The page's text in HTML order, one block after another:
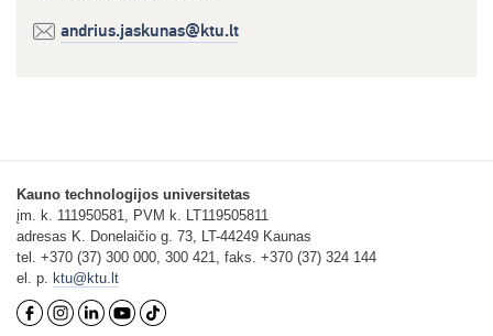
andrius.jaskunas@ktu.lt
Kauno technologijos universitetas
įm. k. 111950581, PVM k. LT119505811
adresas K. Donelaičio g. 73, LT-44249 Kaunas
tel. +370 (37) 300 000, 300 421, faks. +370 (37) 324 144
el. p. ktu@ktu.lt